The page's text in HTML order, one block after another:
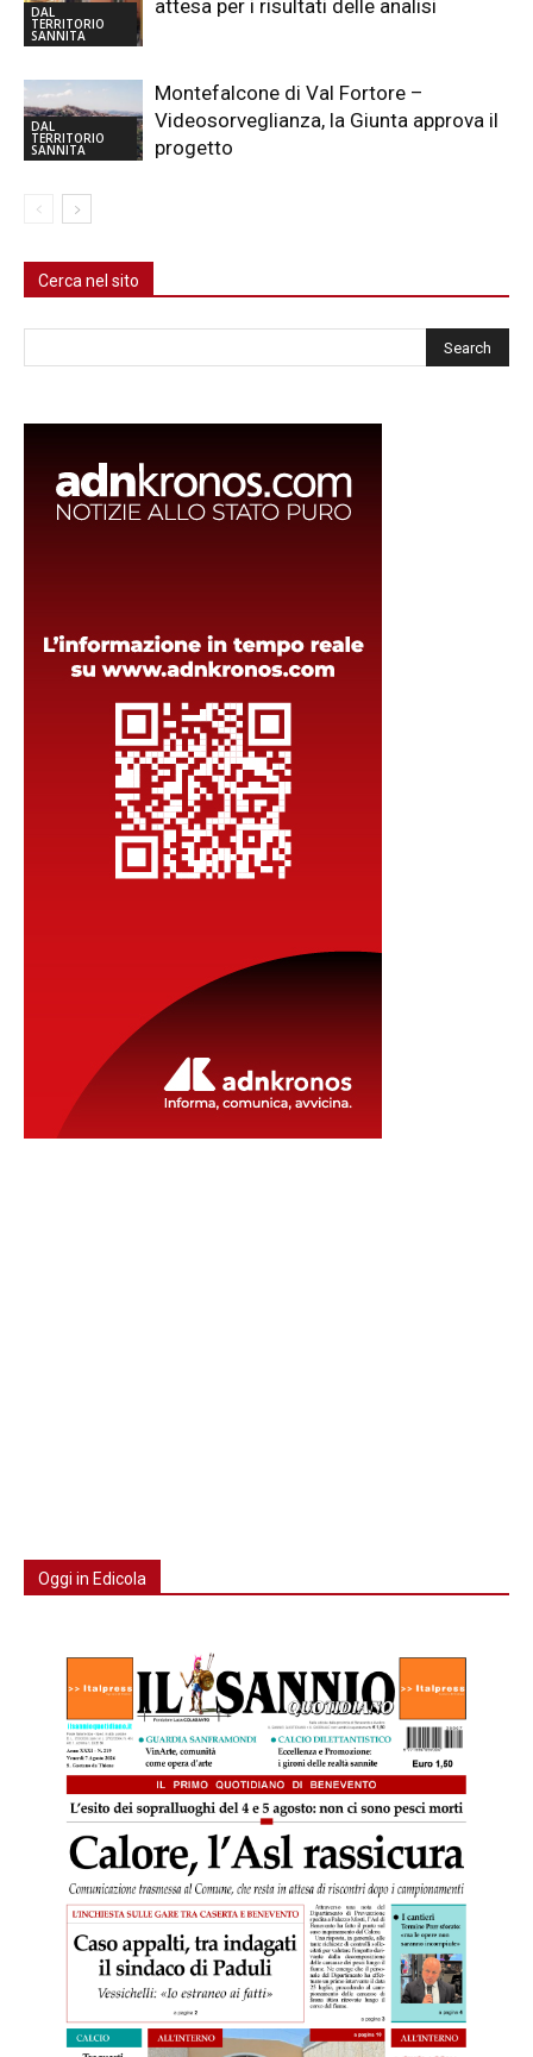
DAL
TERRITORIO
SANNITA
attesa per i risultati delle analisi
DAL
TERRITORIO
SANNITA
Montefalcone di Val Fortore –
Videosorveglianza, la Giunta approva il
progetto
Cerca nel sito
Oggi in Edicola